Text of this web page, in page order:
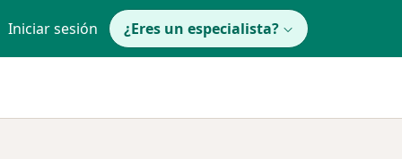
Iniciar sesión ¿Eres un especialista?